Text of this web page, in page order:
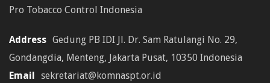
Pro Tobacco Control Indonesia
Address Gedung PB IDI Jl. Dr. Sam Ratulangi No. 29,
Gondangdia, Menteng, Jakarta Pusat, 10350 Indonesia
Email
sekretariat@komnaspt.or.id